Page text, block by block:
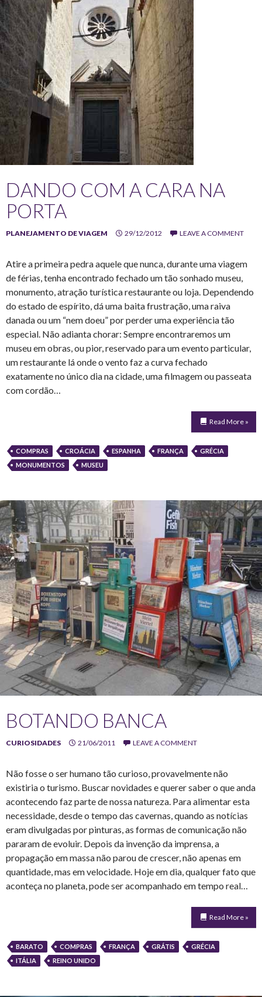
DANDO COM A CARA NA
PORTA
PLANEJAMENTO DE VIAGEM 29/12/2012 LEAVE A COMMENT
Atire a primeira pedra aquele que nunca, durante uma viagem
de férias, tenha encontrado fechado um tão sonhado museu,
monumento, atração turística restaurante ou loja. Dependendo
do estado de espírito, dá uma baita frustração, uma raiva
danada ou um “nem doeu” por perder uma experiência tão
especial. Não adianta chorar: Sempre encontraremos um
museu em obras, ou pior, reservado para um evento particular,
um restaurante lá onde o vento faz a curva fechado
exatamente no único dia na cidade, uma filmagem ou passeata
com cordão…
Read More »
COMPRAS CROÁCIA ESPANHA FRANÇA
GRÉCIA
MONUMENTOS
MUSEU
BOTANDO BANCA
CURIOSIDADES 21/06/2011 LEAVE A COMMENT
Não fosse o ser humano tão curioso, provavelmente não
existiria o turismo. Buscar novidades e querer saber o que anda
acontecendo faz parte de nossa natureza. Para alimentar esta
necessidade, desde o tempo das cavernas, quando as notícias
eram divulgadas por pinturas, as formas de comunicação não
pararam de evoluir. Depois da invenção da imprensa, a
propagação em massa não parou de crescer, não apenas em
quantidade, mas em velocidade. Hoje em dia, qualquer fato que
aconteça no planeta, pode ser acompanhado em tempo real…
Read More »
BARATO COMPRAS FRANÇA GRÁTIS
GRÉCIA
ITÁLIA
REINO UNIDO